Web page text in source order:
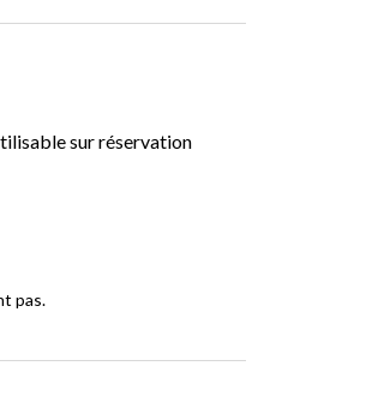
sur réservation
pas.